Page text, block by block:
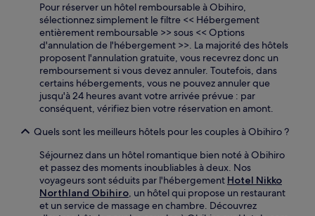
Pour réserver un hôtel remboursable à Obihiro,
sélectionnez simplement le filtre << Hébergement
entièrement remboursable >> sous << Options
d'annulation de l'hébergement >>. La majorité des hôtels
proposent l'annulation gratuite, vous recevrez donc un
remboursement si vous devez annuler. Toutefois, dans
certains hébergements, vous ne pouvez annuler que
jusqu'à 24 heures avant votre arrivée prévue : par
conséquent, vérifiez bien votre réservation en amont.
Quels sont les meilleurs hôtels pour les couples à Obihiro ?
Séjournez dans un hôtel romantique bien noté à Obihiro
et passez des moments inoubliables à deux. Nos
voyageurs sont séduits par l'hébergement Hotel Nikko
Northland Obihiro, un hôtel qui propose un restaurant
et un service de massage en chambre. Découvrez